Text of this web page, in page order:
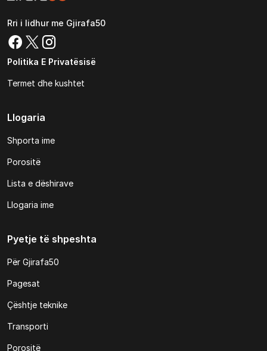
Rri i lidhur me Gjirafa50
Politika E Privatësisë
Termet dhe kushtet
Llogaria
Shporta ime
Porositë
Lista e dëshirave
Llogaria ime
Pyetje të shpeshta
Për Gjirafa50
Pagesat
Çështje teknike
Transporti
Porositë